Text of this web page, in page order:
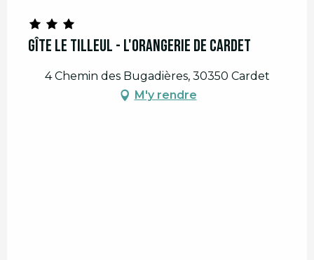
Gîte Le Tilleul - L'Orangerie de Cardet
4 Chemin des Bugadières, 30350 Cardet
M'y rendre